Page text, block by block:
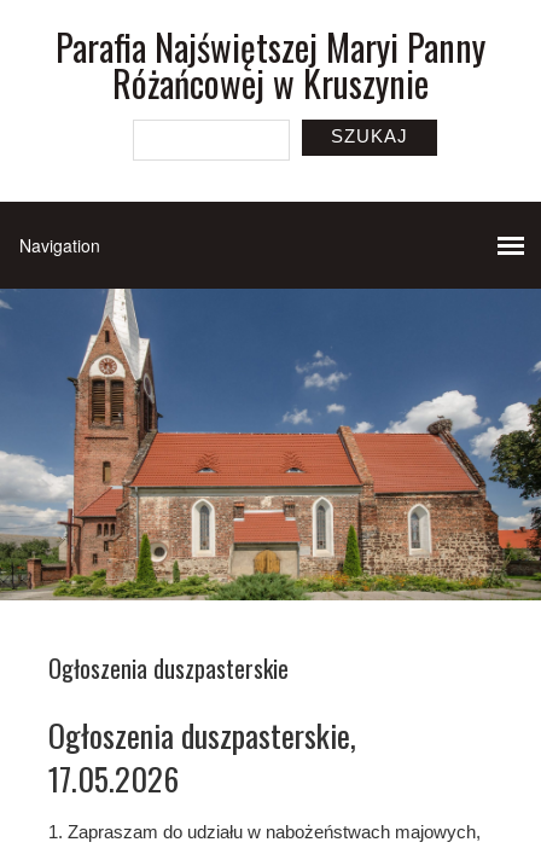
Parafia Najświętszej Maryi Panny
Różańcowej w Kruszynie
SZUKAJ
Ogłoszenia duszpasterskie
Ogłoszenia duszpasterskie,
17.05.2026
1. Zapraszam do udziału w nabożeństwach majowych,